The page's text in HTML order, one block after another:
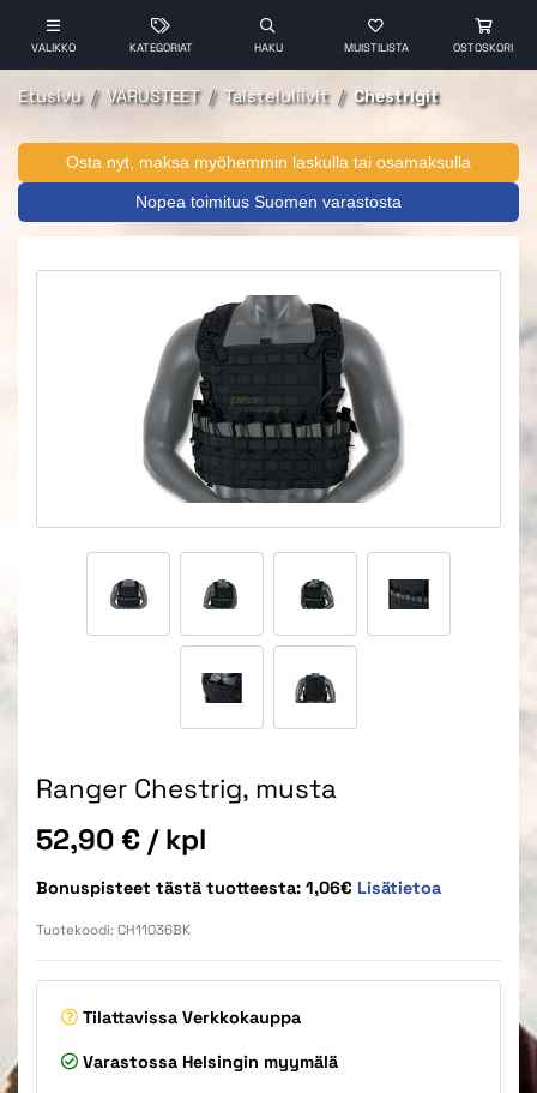
VALIKKO KATEGORIAT HAKU MUISTILISTA OSTOSKORI
Etusivu VARUSTEET Taisteluliivit Chestrigit
Osta nyt, maksa myöhemmin laskulla tai osamaksulla
Nopea toimitus Suomen varastosta
Ranger Chestrig, musta
Hinta
52,90 € / kpl
Bonuspisteet tästä tuotteesta: 1,06€ Lisätietoa
Tuotekoodi: CH11036BK
Tilattavissa Verkkokauppa
Varastossa Helsingin myymälä